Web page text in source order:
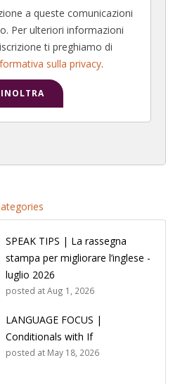
a queste comunicazioni
Per ulteriori informazioni
ti preghiamo di
sulla privacy.
SPEAK TIPS | La rassegna
stampa per migliorare l’inglese -
luglio 2026
posted atAug 1, 2026
LANGUAGE FOCUS |
Conditionals with If
posted at May 18, 2026